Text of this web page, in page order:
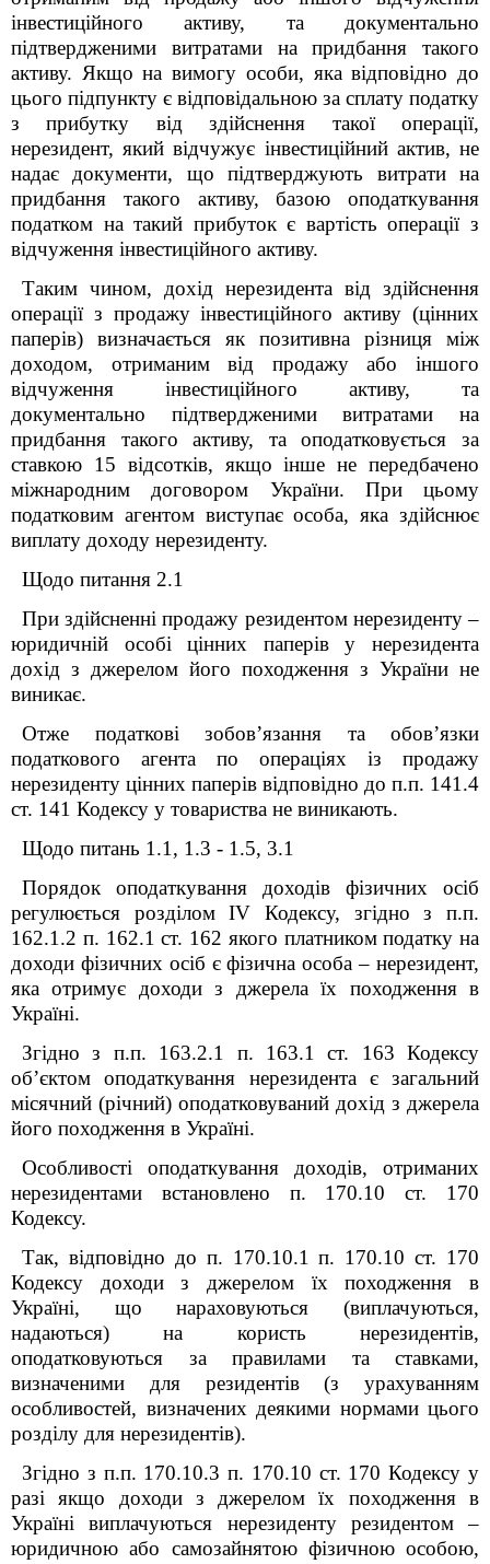
інвестиційного активу, та документально
підтвердженими витратами на придбання такого
активу. Якщо на вимогу особи, яка відповідно до
цього підпункту є відповідальною за сплату податку
з прибутку від здійснення такої операції,
нерезидент, який відчужує інвестиційний актив, не
надає документи, що підтверджують витрати на
придбання такого активу, базою оподаткування
податком на такий прибуток є вартість операції з
відчуження інвестиційного активу.
Таким чином, дохід нерезидента від здійснення
операції з продажу інвестиційного активу (цінних
паперів) визначається як позитивна різниця між
доходом, отриманим від продажу або іншого
відчуження інвестиційного активу, та
документально підтвердженими витратами на
придбання такого активу, та оподатковується за
ставкою 15 відсотків, якщо інше не передбачено
міжнародним договором України. При цьому
податковим агентом виступає особа, яка здійснює
виплату доходу нерезиденту.
Щодо питання 2.1
При здійсненні продажу резидентом нерезиденту –
юридичній особі цінних паперів у нерезидента
дохід з джерелом його походження з України не
виникає.
Отже податкові зобов’язання та обов’язки
податкового агента по операціях із продажу
нерезиденту цінних паперів відповідно до п.п. 141.4
ст. 141 Кодексу у товариства не виникають.
Щодо питань 1.1, 1.3 - 1.5, 3.1
Порядок оподаткування доходів фізичних осіб
регулюється розділом IV Кодексу, згідно з п.п.
162.1.2 п. 162.1 ст. 162 якого платником податку на
доходи фізичних осіб є фізична особа – нерезидент,
яка отримує доходи з джерела їх походження в
Україні.
Згідно з п.п. 163.2.1 п. 163.1 ст. 163 Кодексу
об’єктом оподаткування нерезидента є загальний
місячний (річний) оподатковуваний дохід з джерела
його походження в Україні.
Особливості оподаткування доходів, отриманих
нерезидентами встановлено п. 170.10 ст. 170
Кодексу.
Так, відповідно до п. 170.10.1 п. 170.10 ст. 170
Кодексу доходи з джерелом їх походження в
Україні, що нараховуються (виплачуються,
надаються) на користь нерезидентів,
оподатковуються за правилами та ставками,
визначеними для резидентів (з урахуванням
особливостей, визначених деякими нормами цього
розділу для нерезидентів).
Згідно з п.п. 170.10.3 п. 170.10 ст. 170 Кодексу у
разі якщо доходи з джерелом їх походження в
Україні виплачуються нерезиденту резидентом –
юридичною або самозайнятою фізичною особою,